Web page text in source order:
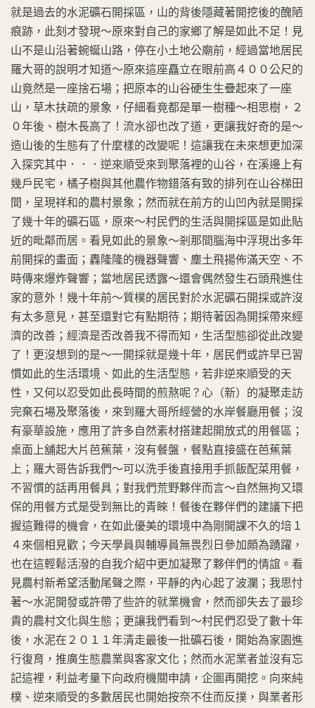
就是過去的水泥礦石開採區，山的背後隱藏著開挖後的醜陋
痕跡，此刻才發現～原來對自己的家鄉了解是如此不足！見
山不是山沿著蜿蜒山路，停在小土地公廟前，經過當地居民
羅大哥的說明才知道～原來這座矗立在眼前高４００公尺的
山竟然是一座捨石場；把原本的山谷硬生生疊起來了一座
山，草木扶疏的景象，仔細看竟都是單一樹種～相思樹，２
０年後、樹木長高了！流水卻也改了道，更讓我好奇的是～
造山後的生態有了什麼樣的改變呢！這讓我在未來想更加深
入探究其中．．．逆來順受來到聚落裡的山谷，在溪邊上有
幾戶民宅，橘子樹與其他農作物錯落有致的排列在山谷梯田
間，呈現祥和的農村景象；然而就在前方的山凹內就是開採
了幾十年的礦石區，原來～村民們的生活與開採區是如此貼
近的毗鄰而居。看見如此的景象～剎那間腦海中浮現出多年
前開採的畫面；轟隆隆的機器聲響、塵土飛揚佈滿天空、不
時傳來爆炸聲響；當地居民透露～還會偶然發生石頭飛進住
家的意外！幾十年前～質樸的居民對於水泥礦石開採或許沒
有太多意見，甚至還對它有點期待；期待著因為開採帶來經
濟的改善；經濟是否改善我不得而知，生活型態卻從此改變
了！更沒想到的是～一開採就是幾十年，居民們或許早已習
慣如此的生活環境、如此的生活型態，若非逆來順受的天
性，又何以忍受如此長時間的煎熬呢？心（新）的凝聚走訪
完棄石場及聚落後，來到羅大哥所經營的水岸餐廳用餐；沒
有豪華設施，應用了許多自然素材搭建起開放式的用餐區；
桌面上舖起大片芭蕉葉，沒有餐盤，餐點直接盛在芭蕉葉
上；羅大哥告訴我們～可以洗手後直接用手抓飯配菜用餐，
不習慣的話再用餐具；對我們荒野夥伴而言～自然無拘又環
保的用餐方式是受到無比的青睞！餐後在夥伴們的建議下把
握這難得的機會，在如此優美的環境中為剛開課不久的培１
４來個相見歡；今天學員與輔導員無畏烈日參加頗為踴躍，
也在這輕鬆活潑的自我介紹中更加凝聚了夥伴們的情誼。看
見農村新希望活動尾聲之際，平靜的內心起了波瀾；我思忖
著～水泥開發或許帶了些許的就業機會，然而卻失去了最珍
貴的農村文化與生態；更讓我們看到～村民們忍受了數十年
後，水泥在２０１１年清走最後一批礦石後，開始為家園進
行復育，推廣生態農業與客家文化；然而水泥業者並沒有忘
記這裡，利益考量下向政府機關申請，企圖再開挖。向來純
樸、逆來順受的多數居民也開始按奈不住而反撲，與業者形